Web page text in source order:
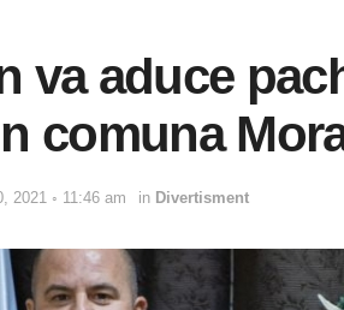
va aduce
comuna
2021 ◦ 11:46 am in Divertisment